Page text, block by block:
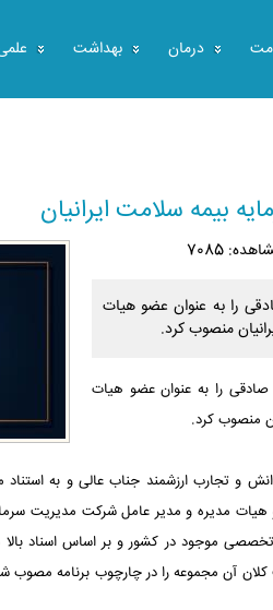
درمان بهداشت
بیمه سلامت ایرانیان
7085
را به عنوان عضو هیات
منصوب کرد.
را به عنوان عضو هیات
منصوب کرد.
مدیره و مدیر عامل شرکت مدیریت
موجود در کشور و بر اساس اسناد
آن مجموعه را در چارچوب برنامه مصوب